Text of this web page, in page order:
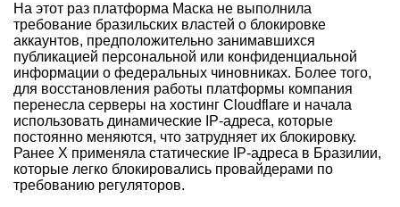
На этот раз платформа Маска не выполнила
требование бразильских властей о блокировке
аккаунтов, предположительно занимавшихся
публикацией персональной или конфиденциальной
информации о федеральных чиновниках. Более того,
для восстановления работы платформы компания
перенесла серверы на хостинг Cloudflare и начала
использовать динамические IP-адреса, которые
постоянно меняются, что затрудняет их блокировку.
Ранее X применяла статические IP-адреса в Бразилии,
которые легко блокировались провайдерами по
требованию регуляторов.